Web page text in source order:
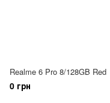
Realme 6 Pro 8/128GB Red
0 грн